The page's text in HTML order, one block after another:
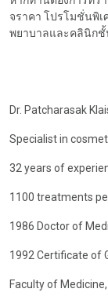
จราคา โปรโมชั่นพิ
พยาบาลและคลินิกชั้
Dr. Patcharasak
Specialist in
32 years of
1100 treatments
1986 Doctor of
1992 Certificate of
Faculty of